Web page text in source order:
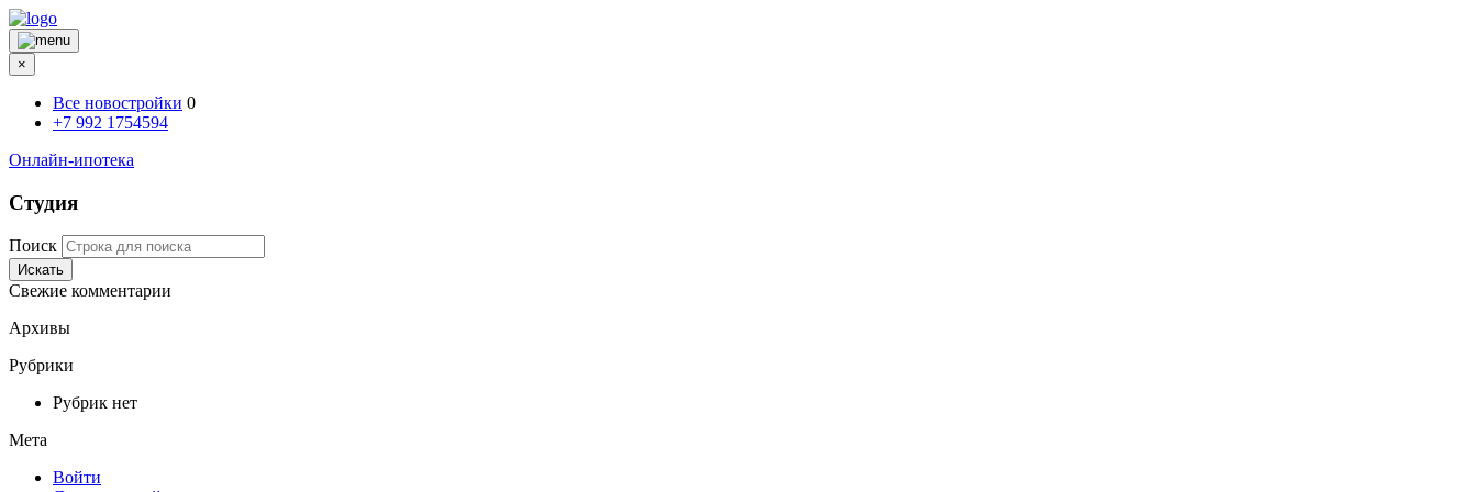
×
Все новостройки 0
+7 992 1754594
Онлайн-ипотека
Студия
Поиск
Искать
Свежие комментарии
Архивы
Рубрики
Рубрик нет
Мета
Войти